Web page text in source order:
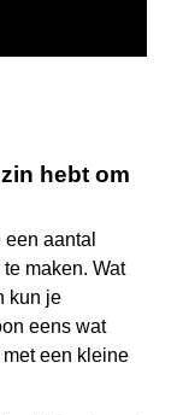
hebt om
aantal
maken. Wat
kun je
eens wat
een kleine